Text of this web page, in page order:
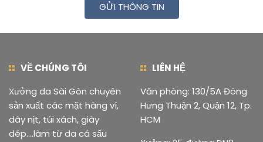
GỬI THÔNG TIN
VỀ CHÚNG TÔI
Xưởng da Sài Gòn chuyên
sản xuất các mặt hàng ví,
dây nịt, túi xách, giày
dép....làm từ da cá sấu
LIÊN HỆ
Văn phòng: 130/5A Đông
Hưng Thuận 2, Quận 12, Tp.
HCM